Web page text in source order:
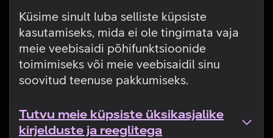
Küsime sinult luba selliste küpsiste
kasutamiseks, mida ei ole tingimata vaja
meie veebisaidi põhifunktsioonide
toimimiseks või meie veebisaidil sinu
soovitud teenuse pakkumiseks.
Tutvu meie küpsiste üksikasjalike
kirjelduste ja reeglitega
Tehniline viga